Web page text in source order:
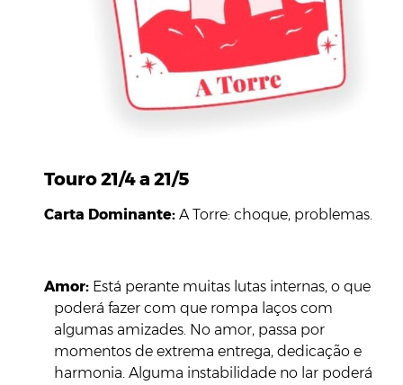
Touro 21/4 a 21/5
Carta Dominante: A Torre: choque, problemas.
Amor:Está perante muitas lutas internas, o que
poderá fazer com que rompa laços com
algumas amizades. No amor, passa por
momentos de extrema entrega, dedicação e
harmonia. Alguma instabilidade no lar poderá